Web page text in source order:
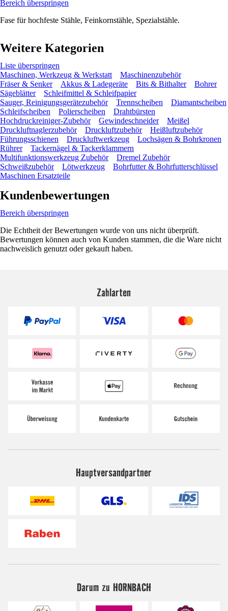
Bereich überspringen
Fase für hochfeste Stähle, Feinkornstähle, Spezialstähle.
Weitere Kategorien
Liste überspringen
Maschinen, Werkzeug & Werkstatt
Maschinenzubehör
Fräser & Senker
Akkus & Ladegeräte Bits & Bithalter
Bohrer
Sägeblätter
Schleifmittel & Schleifpapier
Sauger, Reinigungsgerätezubehör
Trennscheiben
Diamantscheiben
Schleifscheiben
Polierscheiben
Drahtbürsten
Hochdruckreiniger-Zubehör
Gewindeschneider
Meißel
Druckluftnaglerzubehör
Druckluftzubehör
Heißluftzubehör
Führungsschienen
Druckluftwerkzeug
Lochsägen & Bohrkronen
Rührer
Tackernägel & Tackerklammern
Multifunktionswerkzeug Zubehör
Dremel Zubehör
Schweißzubehör
Lötwerkzeug
Bohrfutter & Bohrfutterschlüssel
Maschinen Ersatzteile
Kundenbewertungen
Bereich überspringen
Die Echtheit der Bewertungen wurde von uns nicht überprüft.
Bewertungen können auch von Kunden stammen, die die Ware nicht
nachweislich genutzt oder gekauft haben.
Zahlarten
Hauptversandpartner
Darum zu HORNBACH